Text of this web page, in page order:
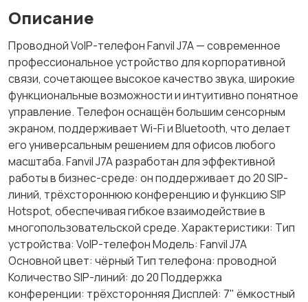
Описание
Проводной VoIP-телефон Fanvil J7A — современное
профессиональное устройство для корпоративной
связи, сочетающее высокое качество звука, широкие
функциональные возможности и интуитивно понятное
управление. Телефон оснащён большим сенсорным
экраном, поддерживает Wi-Fi и Bluetooth, что делает
его универсальным решением для офисов любого
масштаба. Fanvil J7A разработан для эффективной
работы в бизнес-среде: он поддерживает до 20 SIP-
линий, трёхстороннюю конференцию и функцию SIP
Hotspot, обеспечивая гибкое взаимодействие в
многопользовательской среде. Характеристики: Тип
устройства: VoIP-телефон Модель: Fanvil J7A
Основной цвет: чёрный Тип телефона: проводной
Количество SIP-линий: до 20 Поддержка
конференции: трёхсторонняя Дисплей: 7" ёмкостный